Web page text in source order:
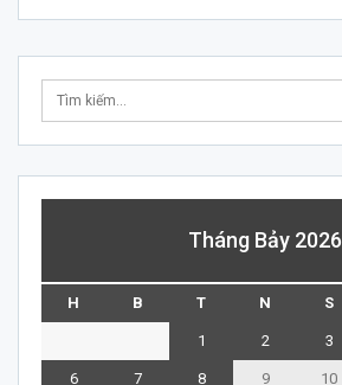
Tháng Bảy 2026
H B T N S
1 2 3
6 7 8 9 10